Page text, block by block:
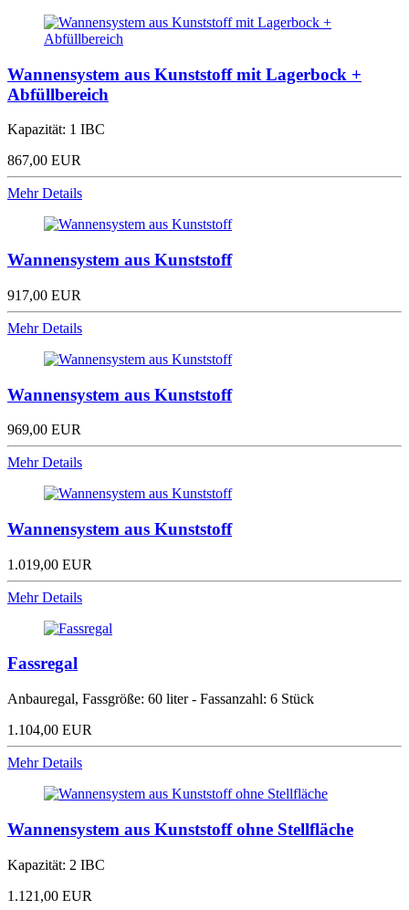
Wannensystem aus Kunststoff mit Lagerbock +
Abfüllbereich
Kapazität: 1 IBC
867,00 EUR
Mehr Details
Wannensystem aus Kunststoff
917,00 EUR
Mehr Details
Wannensystem aus Kunststoff
969,00 EUR
Mehr Details
Wannensystem aus Kunststoff
1.019,00 EUR
Mehr Details
Fassregal
Anbauregal, Fassgröße: 60 liter - Fassanzahl: 6 Stück
1.104,00 EUR
Mehr Details
Wannensystem aus Kunststoff ohne Stellfläche
Kapazität: 2 IBC
1.121,00 EUR